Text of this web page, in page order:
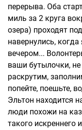
перерыва. Оба
миль за 2 круга
озера) проходят
навернулись,
вечером...
ваши бутылочки,
раскрутим,
попейте, поешьте,
Эльтон находится
люди похожи на
такого искреннего